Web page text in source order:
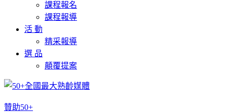
課程報名
課程報導
活 動
精采報導
選 品
顛覆提案
贊助50+